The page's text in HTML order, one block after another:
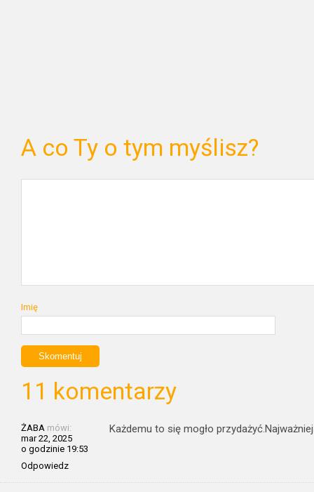
A co Ty o tym myślisz?
Imię
11 komentarzy
ŻABA mówi:
mar 22, 2025
o godzinie 19:53
Odpowiedz
Każdemu to się mogło